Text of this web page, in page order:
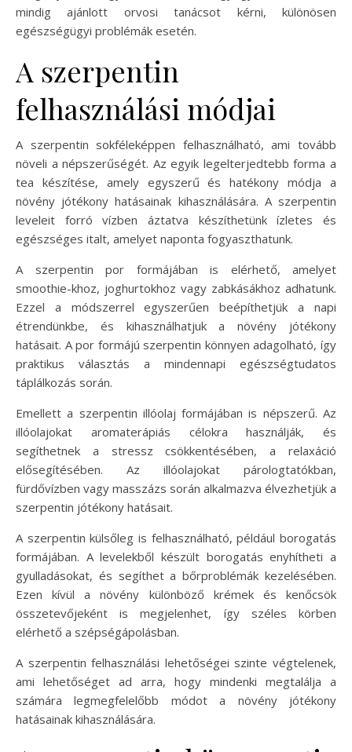
mindig ajánlott orvosi tanácsot kérni, különösen
egészségügyi problémák esetén.
A szerpentin
felhasználási módjai
A szerpentin sokféleképpen felhasználható, ami tovább
növeli a népszerűségét. Az egyik legelterjedtebb forma a
tea készítése, amely egyszerű és hatékony módja a
növény jótékony hatásainak kihasználására. A szerpentin
leveleit forró vízben áztatva készíthetünk ízletes és
egészséges italt, amelyet naponta fogyaszthatunk.
A szerpentin por formájában is elérhető, amelyet
smoothie-khoz, joghurtokhoz vagy zabkásákhoz adhatunk.
Ezzel a módszerrel egyszerűen beépíthetjük a napi
étrendünkbe, és kihasználhatjuk a növény jótékony
hatásait. A por formájú szerpentin könnyen adagolható, így
praktikus választás a mindennapi egészségtudatos
táplálkozás során.
Emellett a szerpentin illóolaj formájában is népszerű. Az
illóolajokat aromaterápiás célokra használják, és
segíthetnek a stressz csökkentésében, a relaxáció
elősegítésében. Az illóolajokat párologtatókban,
fürdővízben vagy masszázs során alkalmazva élvezhetjük a
szerpentin jótékony hatásait.
A szerpentin külsőleg is felhasználható, például borogatás
formájában. A levelekből készült borogatás enyhítheti a
gyulladásokat, és segíthet a bőrproblémák kezelésében.
Ezen kívül a növény különböző krémek és kenőcsök
összetevőjeként is megjelenhet, így széles körben
elérhető a szépségápolásban.
A szerpentin felhasználási lehetőségei szinte végtelenek,
ami lehetőséget ad arra, hogy mindenki megtalálja a
számára legmegfelelőbb módot a növény jótékony
hatásainak kihasználására.